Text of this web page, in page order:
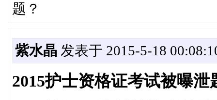
题？
紫水晶发表于 2015-5-18
2015护士资格证考试被曝